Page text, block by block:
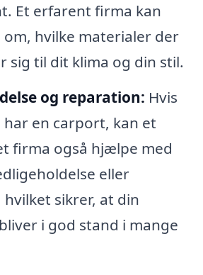
Et erfarent firma kan
hvilke materialer der
sig til dit klima og din stil.
og reparation: Hvis
har en carport, kan et
firma også hjælpe med
eller
sikrer, at din
i god stand i mange